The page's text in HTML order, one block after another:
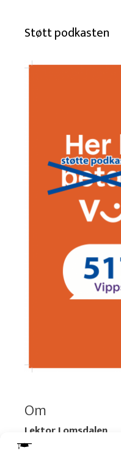
Støtt podkasten
Om
Lektor Lomsdalen